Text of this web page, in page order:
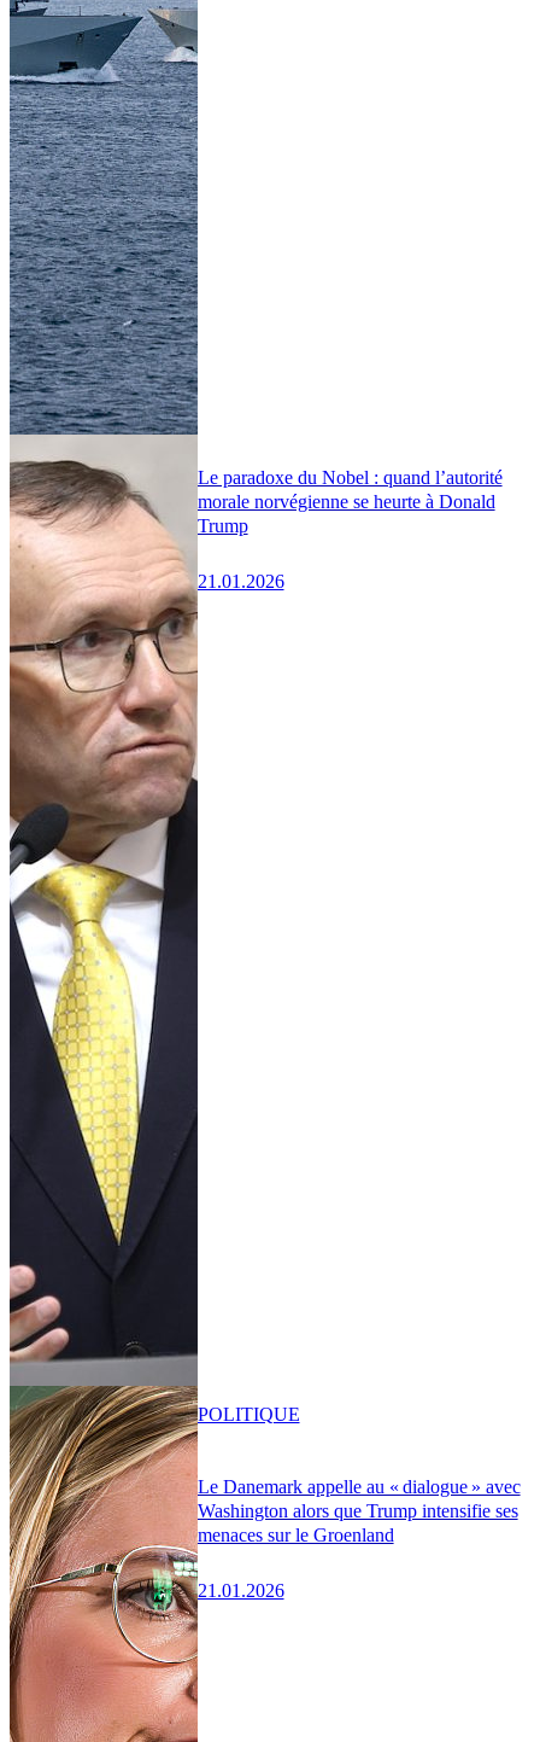
Le paradoxe du Nobel : quand l’autorité
morale norvégienne se heurte à Donald
Trump
21.01.2026
Le Danemark appelle au « dialogue » avec
Washington alors que Trump intensifie ses
menaces sur le Groenland
21.01.2026
POLITIQUE